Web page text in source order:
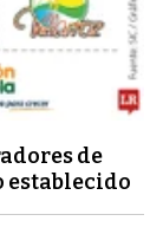
de
establecido